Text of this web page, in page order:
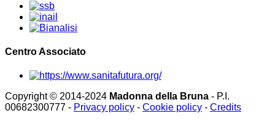
Centro Associato
Copyright © 2014-2024 Madonna della Bruna - P.I.
00682300777 - Privacy policy - Cookie policy - Credits